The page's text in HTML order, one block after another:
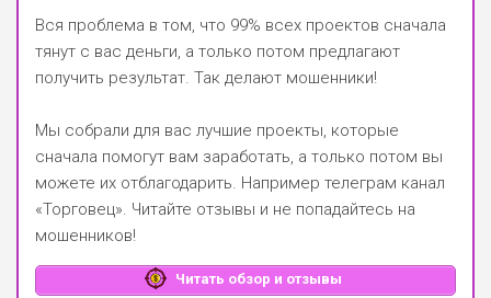
Вся проблема в том, что 99% всех проектов сначала
тянут с вас деньги, а только потом предлагают
получить результат. Так делают мошенники!
Мы собрали для вас лучшие проекты, которые
сначала помогут вам заработать, а только потом вы
можете их отблагодарить. Например телеграм канал
«Торговец». Читайте отзывы и не попадайтесь на
мошенников!
Читать обзор и отзывы